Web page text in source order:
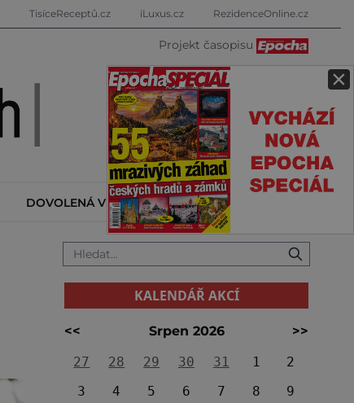
×
TisíceReceptů.cz iLuxus.cz RezidenceOnline.cz
Projekt časopisu
DOVOLENÁ V ZAHRANIČÍ KALENDÁŘ AKCÍ
KALENDÁŘ AKCÍ
<< Srpen 2026
>>
27
28 29 30 31 1
2
3
4 5 6 7 8
9